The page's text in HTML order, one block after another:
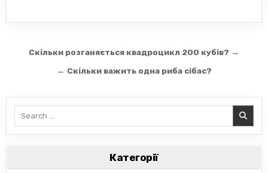
Навігація
записів
Скільки розганяється квадроцикл 200 кубів? →
← Скільки важить одна риба сібас?
Категорії